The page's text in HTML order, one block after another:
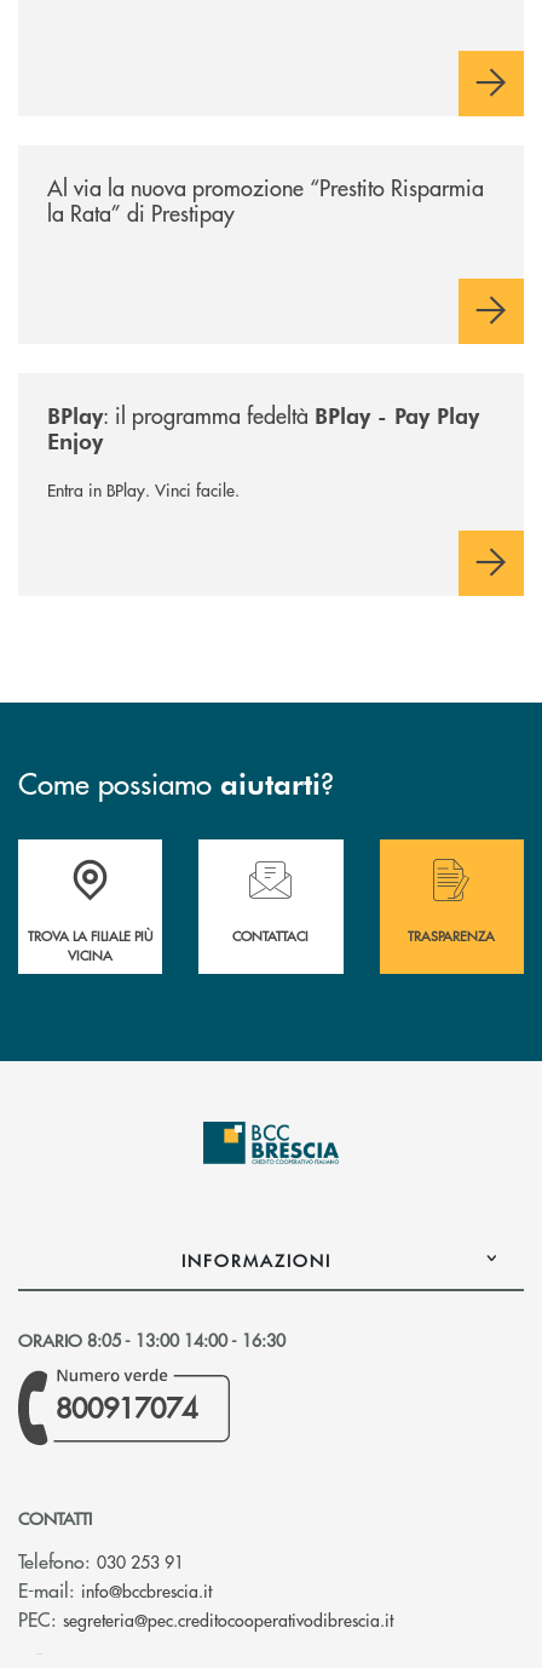
Al via la nuova promozione “Prestito Risparmia
la Rata” di Prestipay
BPlay: il programma fedeltà BPlay - Pay Play
Enjoy
Entra in BPlay. Vinci facile.
Come possiamo aiutarti?
Accedi all' elenco completo delle filiali .
TROVA LA FILIALE PIÙ
VICINA
Hai bisogno di assistenza immediata?
CONTATTACI
Hai bisogno di
TRASPARENZA
INFORMAZIONI
ORARIO 8:05 - 13:00 14:00 - 16:30
800917074
CONTATTI
Telefono: 030 253 91
E-mail: info@bccbrescia.it(si apre l’app di posta elettronica)
PEC: segreteria@pec.creditocooperativodibrescia.it(si apre l’app di